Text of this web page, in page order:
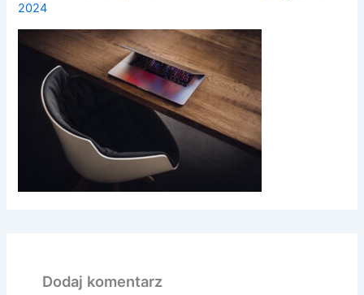
2024
Dodaj komentarz